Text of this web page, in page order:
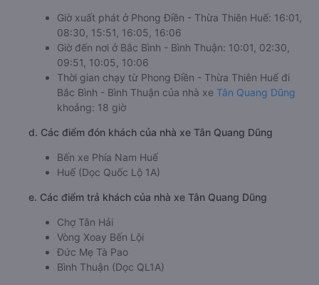
Giờ xuất phát ở Phong Điền - Thừa Thiên Huế: 16:01,
08:30, 15:51, 16:05, 16:06
Giờ đến nơi ở Bắc Bình - Bình Thuận: 10:01, 02:30,
09:51, 10:05, 10:06
Thời gian chạy từ Phong Điền - Thừa Thiên Huế đi
Bắc Bình - Bình Thuận của nhà xe Tân Quang Dũng
khoảng: 18 giờ
d. Các điểm đón khách của nhà xe Tân Quang Dũng
Bến xe Phía Nam Huế
Huế (Dọc Quốc Lộ 1A)
e. Các điểm trả khách của nhà xe Tân Quang Dũng
Chợ Tân Hải
Vòng Xoay Bến Lội
Đức Mẹ Tà Pao
Bình Thuận (Dọc QL1A)